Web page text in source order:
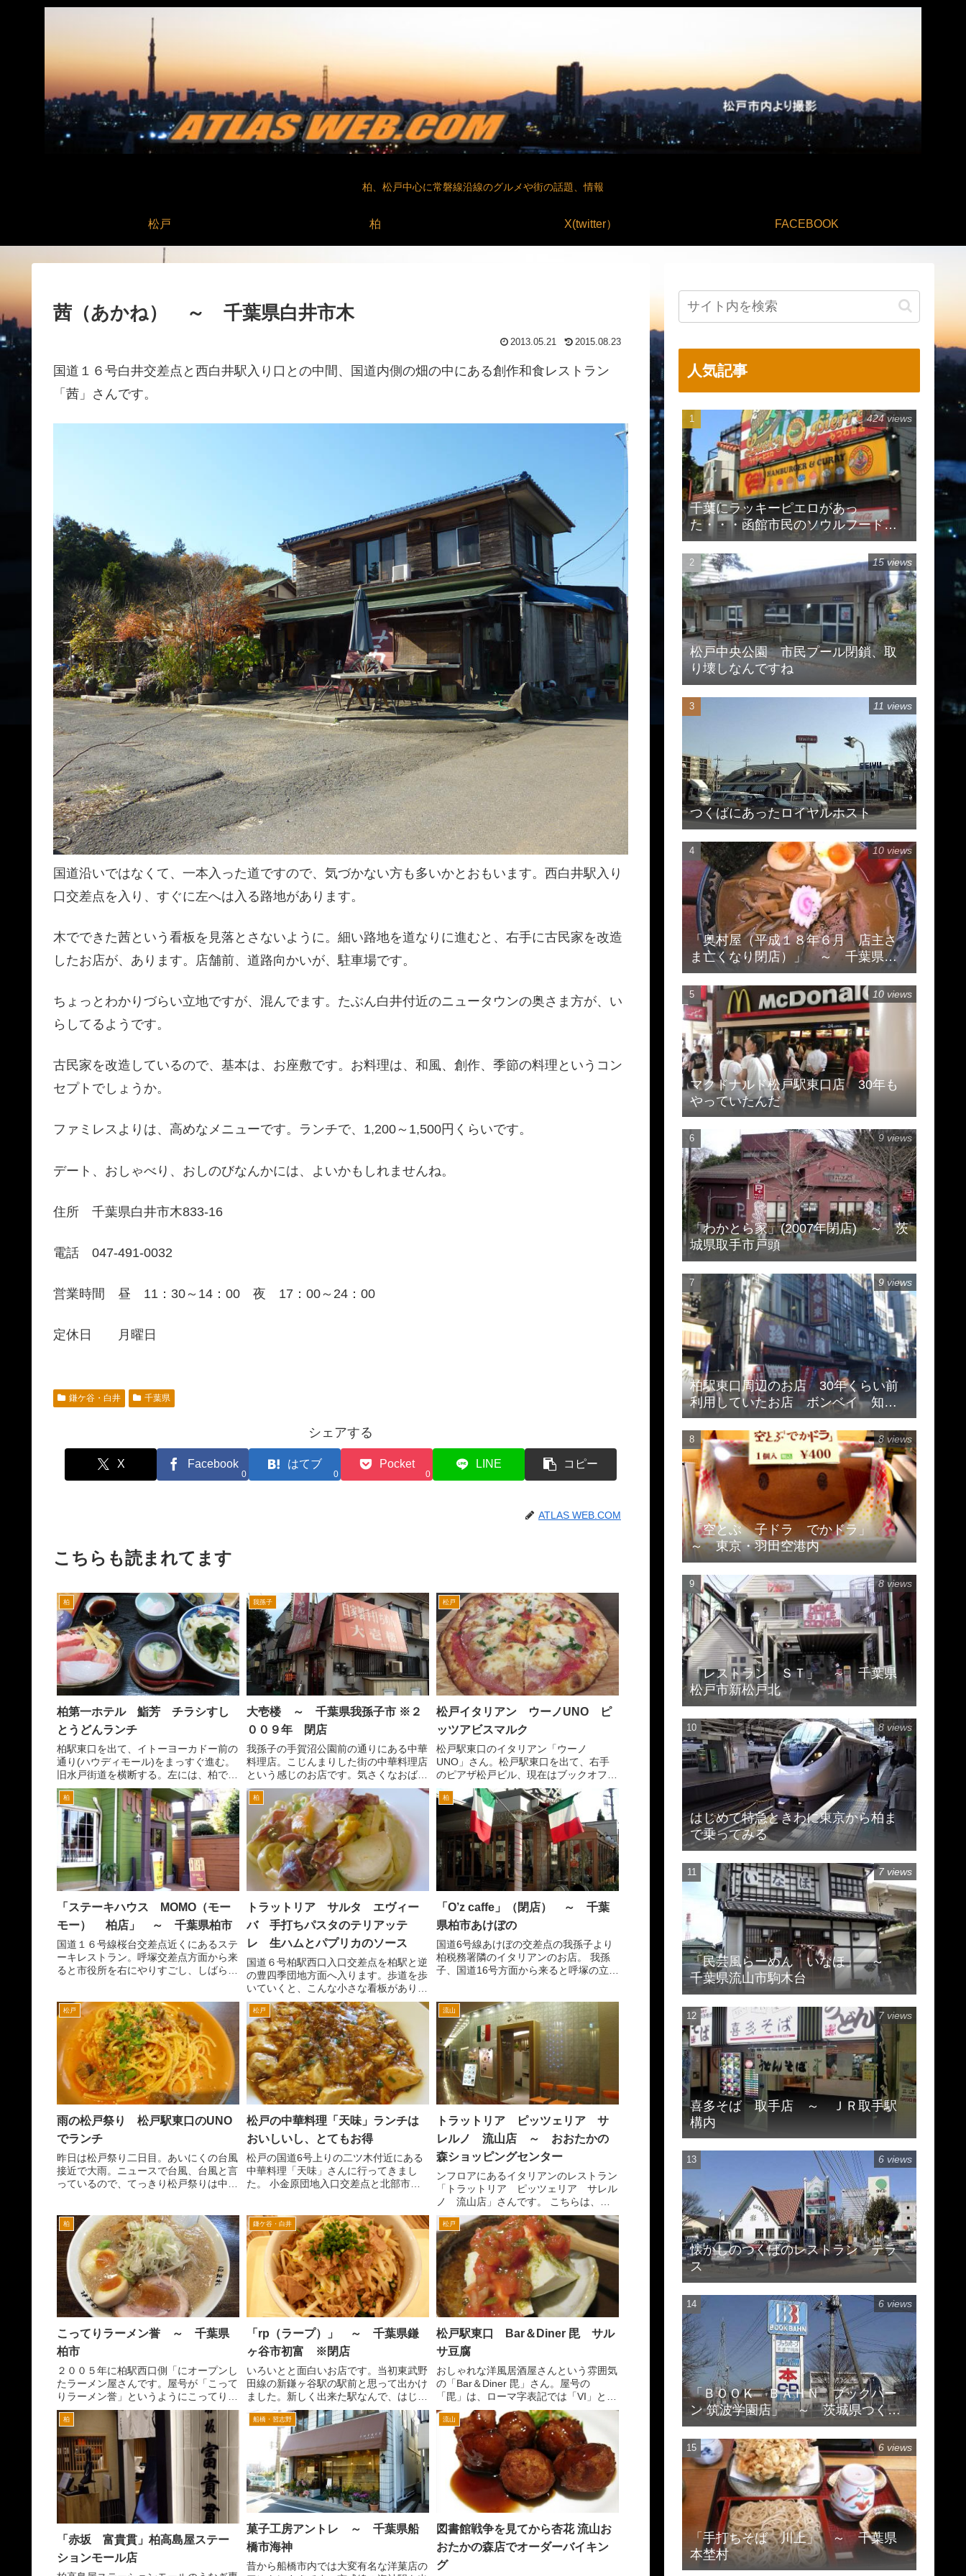
柏、松戸中心に常磐線沿線のグルメや街の話題、情報
松戸 柏 X(twitter） FACEBOOK
茜（あかね） ～ 千葉県白井市木
2013.05.21 2015.08.23
国道１６号白井交差点と西白井駅入り口との中間、国道内側の畑の中にある創作和食レストラン
「茜」さんです。
国道沿いではなくて、一本入った道ですので、気づかない方も多いかとおもいます。西白井駅入り
口交差点を入り、すぐに左へは入る路地があります。
木でできた茜という看板を見落とさないように。細い路地を道なりに進むと、右手に古民家を改造
したお店が、あります。店舗前、道路向かいが、駐車場です。
ちょっとわかりづらい立地ですが、混んでます。たぶん白井付近のニュータウンの奥さま方が、い
らしてるようです。
古民家を改造しているので、基本は、お座敷です。お料理は、和風、創作、季節の料理というコン
セプトでしょうか。
ファミレスよりは、高めなメニューです。ランチで、1,200～1,500円くらいです。
デート、おしゃべり、おしのびなんかには、よいかもしれませんね。
住所 千葉県白井市木833-16
電話 047-491-0032
営業時間 昼 11：30～14：00 夜 17：00～24：00
定休日 月曜日
鎌ケ谷・白井 千葉県
シェアする
X Facebook
0
はてブ
0
Pocket
0
LINE コピー
ATLAS WEB.COM
こちらも読まれてます
柏
柏第一ホテル 鮨芳 チラシすし
とうどんランチ
柏駅東口を出て、イトーヨーカドー前の
通り(ハウディモール)をまっすぐ進む。
旧水戸街道を横断する。左には、柏で人
気のカレー店ボンベイ。ボンベイの向か
いに柏第一ホテルがあります。 ビジ
ネスホテルですかね。学生や企業の部活
のひとが宿泊していると...
我孫子
大壱楼 ～ 千葉県我孫子市 ※２
００９年 閉店
我孫子の手賀沼公園前の通りにある中華
料理店。こじんまりした街の中華料理店
という感じのお店です。気さくなおばち
ゃんとおじちゃんがやってます。 店内
は、カウンター席 5 テーブル席 12席位
で、テレビがあって昔ながらの街の中華
料理店というアット...
松戸
松戸イタリアン ウーノUNO ピ
ッツアビスマルク
松戸駅東口のイタリアン「ウーノ
UNO」さん。松戸駅東口を出て、右手
のピアザ松戸ビル、現在はブックオフや
マクドナルド、吉野家が入っているビ
ル、の脇の路地を歩いていくとすぐ突き
当りにあります。駅から徒歩1分ぐらい
です。本、DVD屋さんの二階です...
柏
「ステーキハウス MOMO（モー
モー） 柏店」 ～ 千葉県柏市
国道１６号線桜台交差点近くにあるステ
ーキレストラン。呼塚交差点方面から来
ると市役所を右にやりすごし、しばらく
差点です。 この右前なんで、この桜台
交差点を右折して、すぐあ...
柏
トラットリア サルタ エヴィー
バ 手打ちパスタのテリアッテ
レ 生ハムとパプリカのソース
国道６号柏駅西口入口交差点を柏駅と逆
の豊四季団地方面へ入ります。歩道を歩
いていくと、こんな小さな看板がありま
す。 「このビルの裏です」。６号から
入った通りは、柏駅西口から豊四季団
地、国立がんセンター方面行のバスの通
る大通りです。 このバス通...
柏
「O’z caffe」（閉店） ～ 千葉
県柏市あけぼの
国道6号線あけぼの交差点の我孫子より
柏税務署隣のイタリアンのお店。 我孫
子、国道16号方面から来ると呼塚の立体
みようとおもってました。情報によると
若い女性に人気というお...
松戸
雨の松戸祭り 松戸駅東口のUNO
でランチ
昨日は松戸祭り二日目。あいにくの台風
接近で大雨。ニュースで台風、台風と言
っているので、てっきり松戸祭りは中止
した。 駅前のダブルデッキの下を屋
根のようにして観客席があ...
松戸
松戸の中華料理「天味」ランチは
おいしいし、とてもお得
松戸の国道6号上りの二ツ木付近にある
中華料理「天味」さんに行ってきまし
た。 小金原団地入口交差点と北部市場
ランチタイムは定食でいただけるので、
千円前後でその味を堪能でき...
流山
トラットリア ピッツェリア サ
レルノ 流山店 ～ おおたかの
森ショッピングセンター
ンフロアにあるイタリアンのレストラン
「トラットリア ピッツェリア サレル
ノ 流山店」さんです。 こちらは、鎌
倉の ビィ バリューというレストラン
運営会社のイタリアンのお店です。鎌倉
の七里ガ浜の海辺をイメージしたお店だ
そうです。 入口の半透明...
柏
こってりラーメン誉 ～ 千葉県
柏市
２００５年に柏駅西口側「にオープンし
たラーメン屋さんです。屋号が「こって
りラーメン誉」というようにこってり系
のラーメンが売りです。 場所は、最近
ラーメン激戦区となっている柏駅西口か
ら線路沿いに松戸方面へ。南口を出た方
が近いんですが、ここを線...
鎌ケ谷・白井
「rp（ラープ）」 ～ 千葉県鎌
ヶ谷市初富 ※閉店
いろいとと面白いお店です。当初東武野
田線の新鎌ヶ谷駅の駅前と思って出かけ
ました。新しく出来た駅なんで、はじめ
て駅前へ。しかしまだ開発中で、ケンタ
ッキーくらいしかない。 よく調べると
駅構内にあるらしい。これは入場券を購
入して改札を入らなければ...
松戸
松戸駅東口 Bar＆Diner 毘 サル
サ豆腐
おしゃれな洋風居酒屋さんという雰囲気
の「Bar＆Diner 毘」さん。屋号の
「毘」は、ローマ字表記では「VI」とあ
りますので、「ビ」あるいは、「ヴィ」
みたいです。 場所は、松戸駅東口を
出て、三井住友銀行の交差点を右へ。2
分くらい歩くと左に...
柏
「赤坂 富貴貫」柏高島屋ステー
ションモール店
船橋・習志野
菓子工房アントレ ～ 千葉県船
橋市海神
昔から船橋市内では大変有名な洋菓店の
流山
図書館戦争を見てから杏花 流山お
おたかの森店でオーダーバイキン
グ
人気記事
千葉にラッキーピエロがあっ
た・・・函館市民のソウルフードで
有名
424 views
松戸中央公園 市民プール閉鎖、取
り壊しなんですね
15 views
つくばにあったロイヤルホスト
11 views
「奥村屋（平成１８年６月 店主さ
ま亡くなり閉店）」 ～ 千葉県柏
市豊住
10 views
マクドナルド松戸駅東口店 30年も
やっていたんだ
10 views
「わかとら家」(2007年閉店) ～ 茨
城県取手市戸頭
9 views
柏駅東口周辺のお店 30年くらい前
利用していたお店 ボンベイ 知味
斎 珍来
9 views
「空とぶ 子ドラ でかドラ」
～ 東京・羽田空港内
8 views
「レストラン ＳＴ」 ～ 千葉県
松戸市新松戸北
8 views
はじめて特急ときわに東京から柏ま
で乗ってみる
8 views
「民芸風らーめん いなほ」 ～
千葉県流山市駒木台
7 views
喜多そば 取手店 ～ ＪＲ取手駅
構内
7 views
懐かしのつくばのレストラン テラ
ス
6 views
「ＢＯＯＫ ＢＡＨＮ ブックバー
ン 筑波学園店」 ～ 茨城県つくば
市天久保 ※閉店してます
6 views
「手打ちそば 川上」 ～ 千葉県
本埜村
6 views